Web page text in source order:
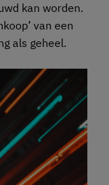
kan worden.
van een
als geheel.